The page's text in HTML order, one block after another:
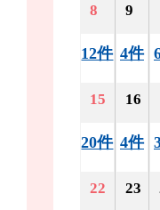
8
12件
9
4件
15
20件
16
4件
22 23